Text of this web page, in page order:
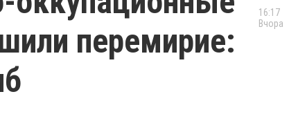
перемирие:
16:17
Вчора